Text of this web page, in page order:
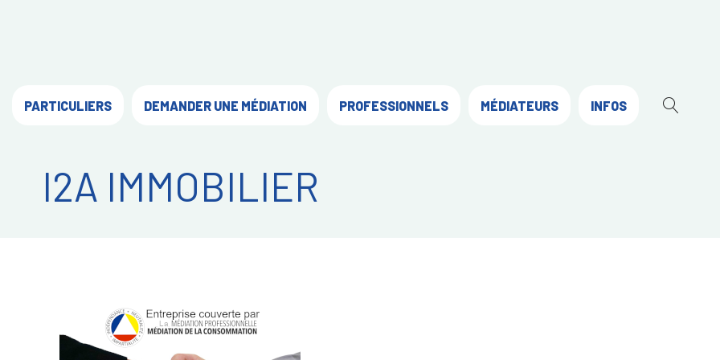
PARTICULIERS DEMANDER UNE MÉDIATION PROFESSIONNELS MÉDIATEURS INFOS
I2A IMMOBILIER